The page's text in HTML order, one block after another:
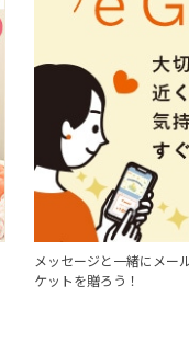
メッセージと一緒にメー
ケットを贈ろう！